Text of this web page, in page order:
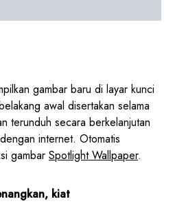
gambar baru di layar kunci
awal disertakan selama
terunduh secara berkelanjutan
internet. Otomatis
gambar Spotlight Wallpaper.
kiat